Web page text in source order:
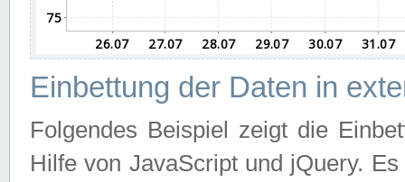
Einbettung der Daten in
Folgendes Beispiel zeigt die
Hilfe von JavaScript und jQuery.